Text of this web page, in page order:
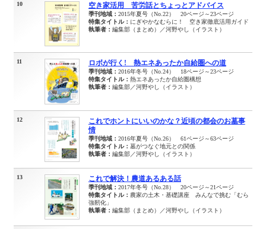
10 空き家活用 苦労話とちょっとアドバイス
季刊地域： 2015年夏号（No.22） 20ページ～23ページ
特集タイトル： にぎやかなむらに！ 空き家徹底活用ガイド
執筆者： 編集部（まとめ）／河野やし（イラスト）
11 ロボが行く! 熱エネあったか自給圏への道
季刊地域： 2016年冬号（No.24） 18ページ～23ページ
特集タイトル： 熱エネあったか自給圏構想
執筆者： 編集部／河野やし（イラスト）
12
これでホントにいいのかな？近頃の都会のお墓事
情
季刊地域： 2016年夏号（No.26） 61ページ～63ページ
特集タイトル： 墓がつなぐ地元との関係
執筆者： 編集部／河野やし（イラスト）
13 これで解決！農道あるある話
季刊地域： 2017年冬号（No.28） 20ページ～21ページ
特集タイトル： 農家の土木・基礎講座 みんなで挑む「むら
強靭化」
執筆者： 編集部（まとめ）／河野やし（イラスト）